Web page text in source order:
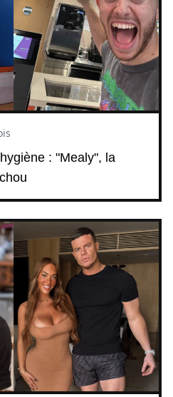
: "Mealy", la